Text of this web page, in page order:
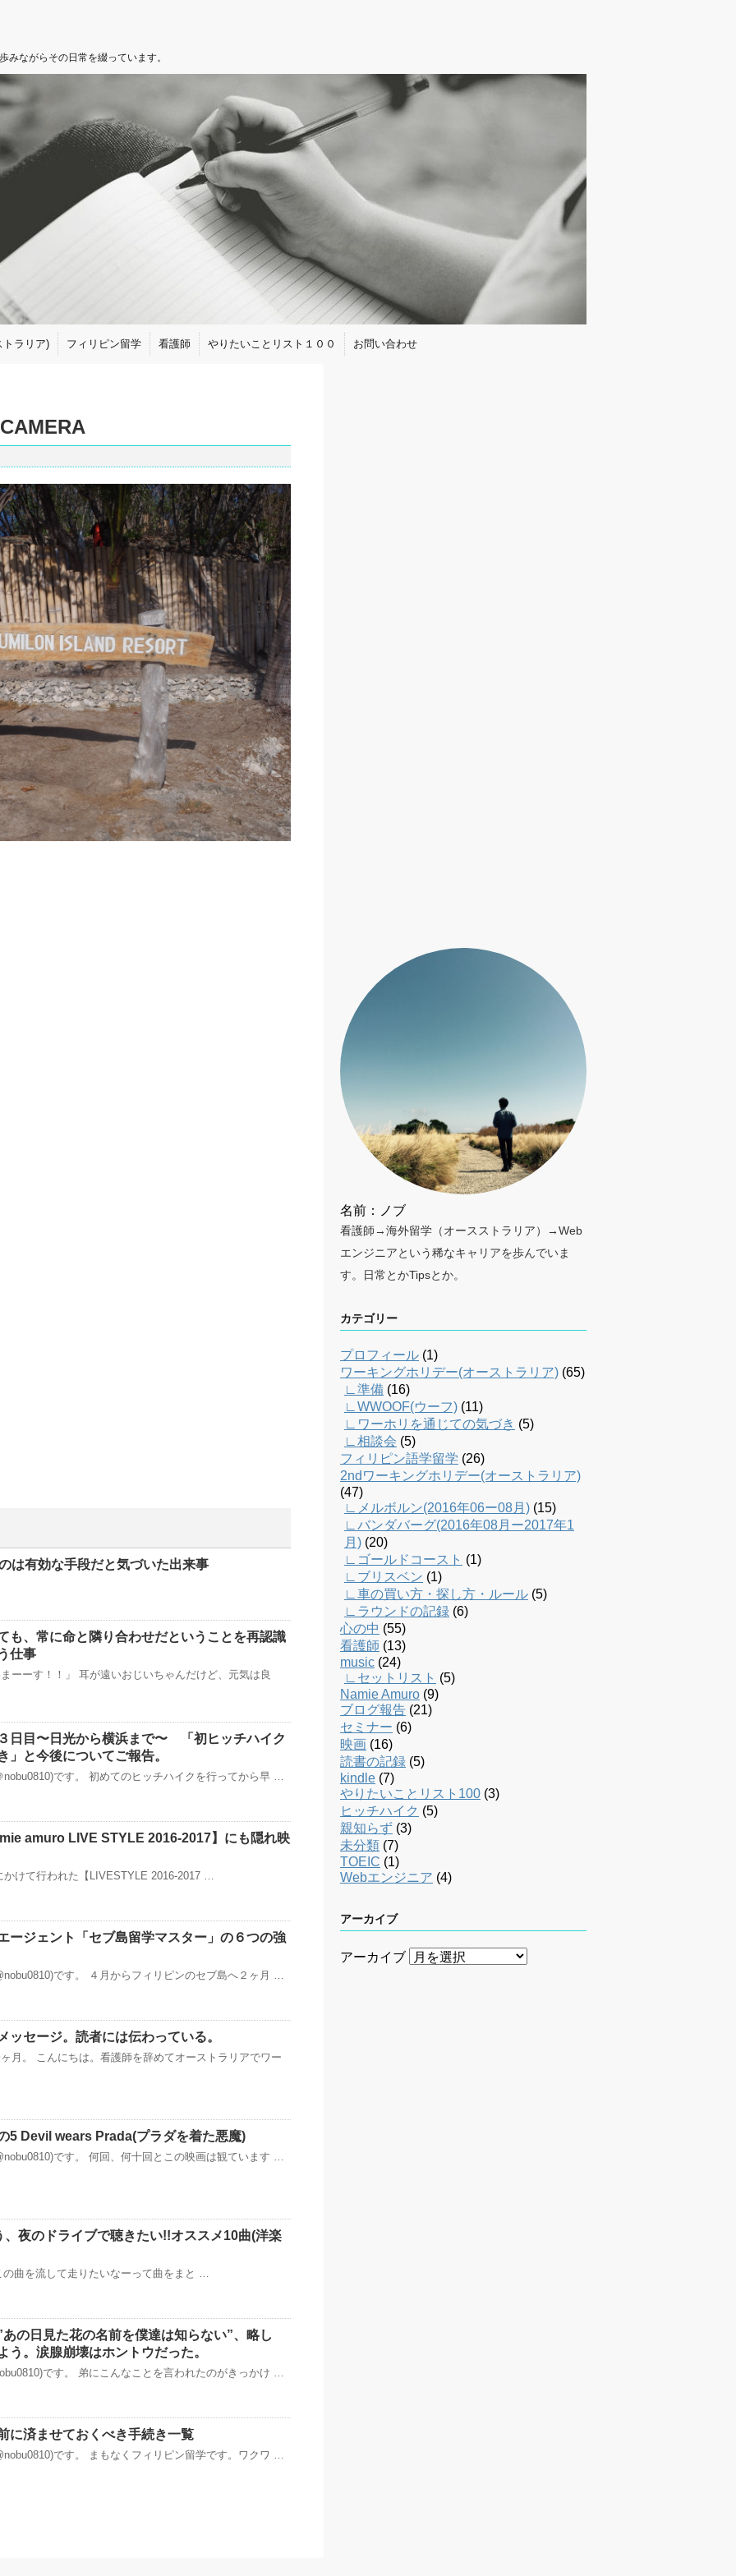
ながらその日常を綴っています。
トラリア) フィリピン留学 看護師 やりたいことリスト１００ お問い合わせ
は有効な手段だと気づいた出来事
も、常に命と隣り合わせだということを再認識
仕事
ーーす！！」 耳が遠いおじいちゃんだけど、元気は良
日目〜日光から横浜まで〜 「初ヒッチハイク
」と今後についてご報告。
です。 初めてのヒッチハイクを行ってから早 …
amuro LIVE STYLE 2016-2017】にも隠れ映
かけて行われた【LIVESTYLE 2016-2017 …
ージェント「セブ島留学マスター」の６つの強
です。 ４月からフィリピンのセブ島へ２ヶ月 …
ッセージ。読者には伝わっている。
月。 こんにちは。看護師を辞めてオーストラリアでワー
5 Devil wears Prada(プラダを着た悪魔)
です。 何回、何十回とこの映画は観ています …
、夜のドライブで聴きたい!!オススメ10曲(洋楽
曲を流して走りたいなーって曲をまと …
の日見た花の名前を僕達は知らない”、略し
う。涙腺崩壊はホントウだった。
です。 弟にこんなことを言われたのがきっかけ …
に済ませておくべき手続き一覧
です。 まもなくフィリピン留学です。ワクワ …
名前：ノブ
看護師→海外留学（オースストラリア）→Web
エンジニアという稀なキャリアを歩んでいま
す。日常とかTipsとか。
カテゴリー
プロフィール (1)
ワーキングホリデー(オーストラリア) (65)
∟準備 (16)
∟WWOOF(ウーフ) (11)
∟ワーホリを通じての気づき (5)
∟相談会 (5)
フィリピン語学留学 (26)
2ndワーキングホリデー(オーストラリア)
(47)
∟メルボルン(2016年06ー08月) (15)
∟バンダバーグ(2016年08月ー2017年1
月) (20)
∟ゴールドコースト (1)
∟ブリスベン (1)
∟車の買い方・探し方・ルール (5)
∟ラウンドの記録 (6)
心の中 (55)
看護師 (13)
music (24)
∟セットリスト (5)
Namie Amuro (9)
ブログ報告 (21)
セミナー (6)
映画 (16)
読書の記録 (5)
kindle (7)
やりたいことリスト100 (3)
ヒッチハイク (5)
親知らず (3)
未分類 (7)
TOEIC (1)
Webエンジニア (4)
アーカイブ
アーカイブ